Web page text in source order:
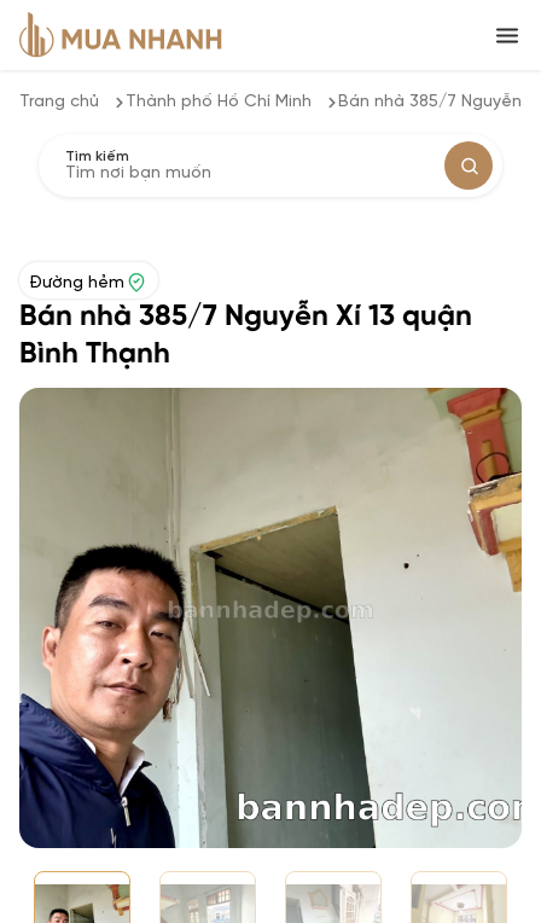
Trang chủ Thành phố Hồ Chí Minh Bán nhà 385/7 Nguyễn
Tìm kiếm
Đường hẻm
Bán nhà 385/7 Nguyễn Xí 13 quận
Bình Thạnh